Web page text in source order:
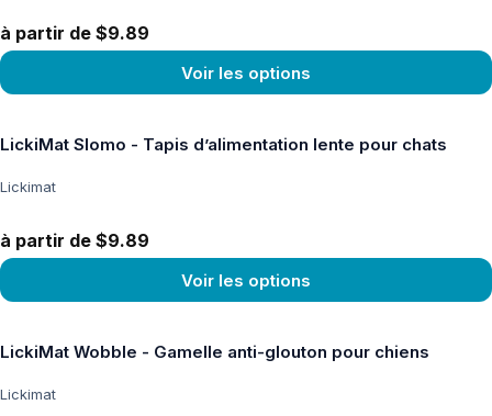
à partir de $9.89
Voir les options
LickiMat Slomo - Tapis d’alimentation lente pour chats
Lickimat
à partir de $9.89
Voir les options
LickiMat Wobble - Gamelle anti-glouton pour chiens
Lickimat